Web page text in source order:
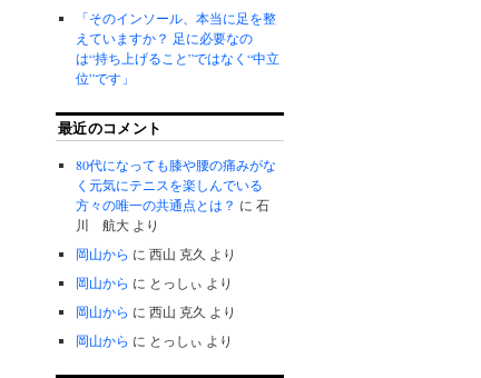
「そのインソール、本当に足を整
えていますか？ 足に必要なの
は“持ち上げること”ではなく“中立
位”です」
最近のコメント
80代になっても膝や腰の痛みがな
く元気にテニスを楽しんでいる
方々の唯一の共通点とは？ に石
川 航大 より
岡山から に西山 克久 より
岡山から に とっしぃ より
岡山から に西山 克久 より
岡山から に とっしぃ より